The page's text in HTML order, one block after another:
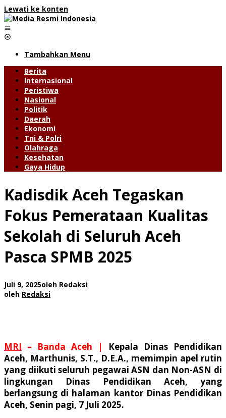
Lewati ke konten
Tambahkan Menu
Berita
Internasional
Peristiwa
Nasional
Politik
Daerah
Ekonomi
Tni & Polri
Olahraga
Kesehatan
Gaya Hidup
Kadisdik Aceh Tegaskan
Fokus Pemerataan Kualitas
Sekolah di Seluruh Aceh
Pasca SPMB 2025
Juli 9, 2025oleh Redaksi
oleh Redaksi
MRI – Banda Aceh | Kepala Dinas Pendidikan
Aceh, Marthunis, S.T., D.E.A., memimpin apel rutin
yang diikuti seluruh pegawai ASN dan Non-ASN di
lingkungan Dinas Pendidikan Aceh, yang
berlangsung di halaman kantor Dinas Pendidikan
Aceh, Senin pagi, 7 Juli 2025.